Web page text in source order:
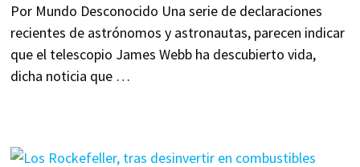
Por Mundo Desconocido Una serie de declaraciones
recientes de astrónomos y astronautas, parecen indicar
que el telescopio James Webb ha descubierto vida,
dicha noticia que …